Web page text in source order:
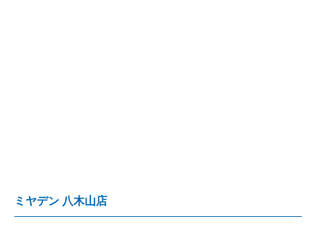
ミヤデン 八木山店